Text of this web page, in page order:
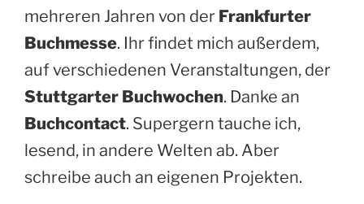
mehreren Jahren von der Frankfurter
Buchmesse. Ihr findet mich außerdem,
auf verschiedenen Veranstaltungen, der
Stuttgarter Buchwochen. Danke an
Buchcontact. Supergern tauche ich,
lesend, in andere Welten ab. Aber
schreibe auch an eigenen Projekten.